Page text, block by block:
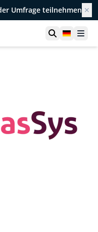
Umfrage teilnehmen ✕
Suche